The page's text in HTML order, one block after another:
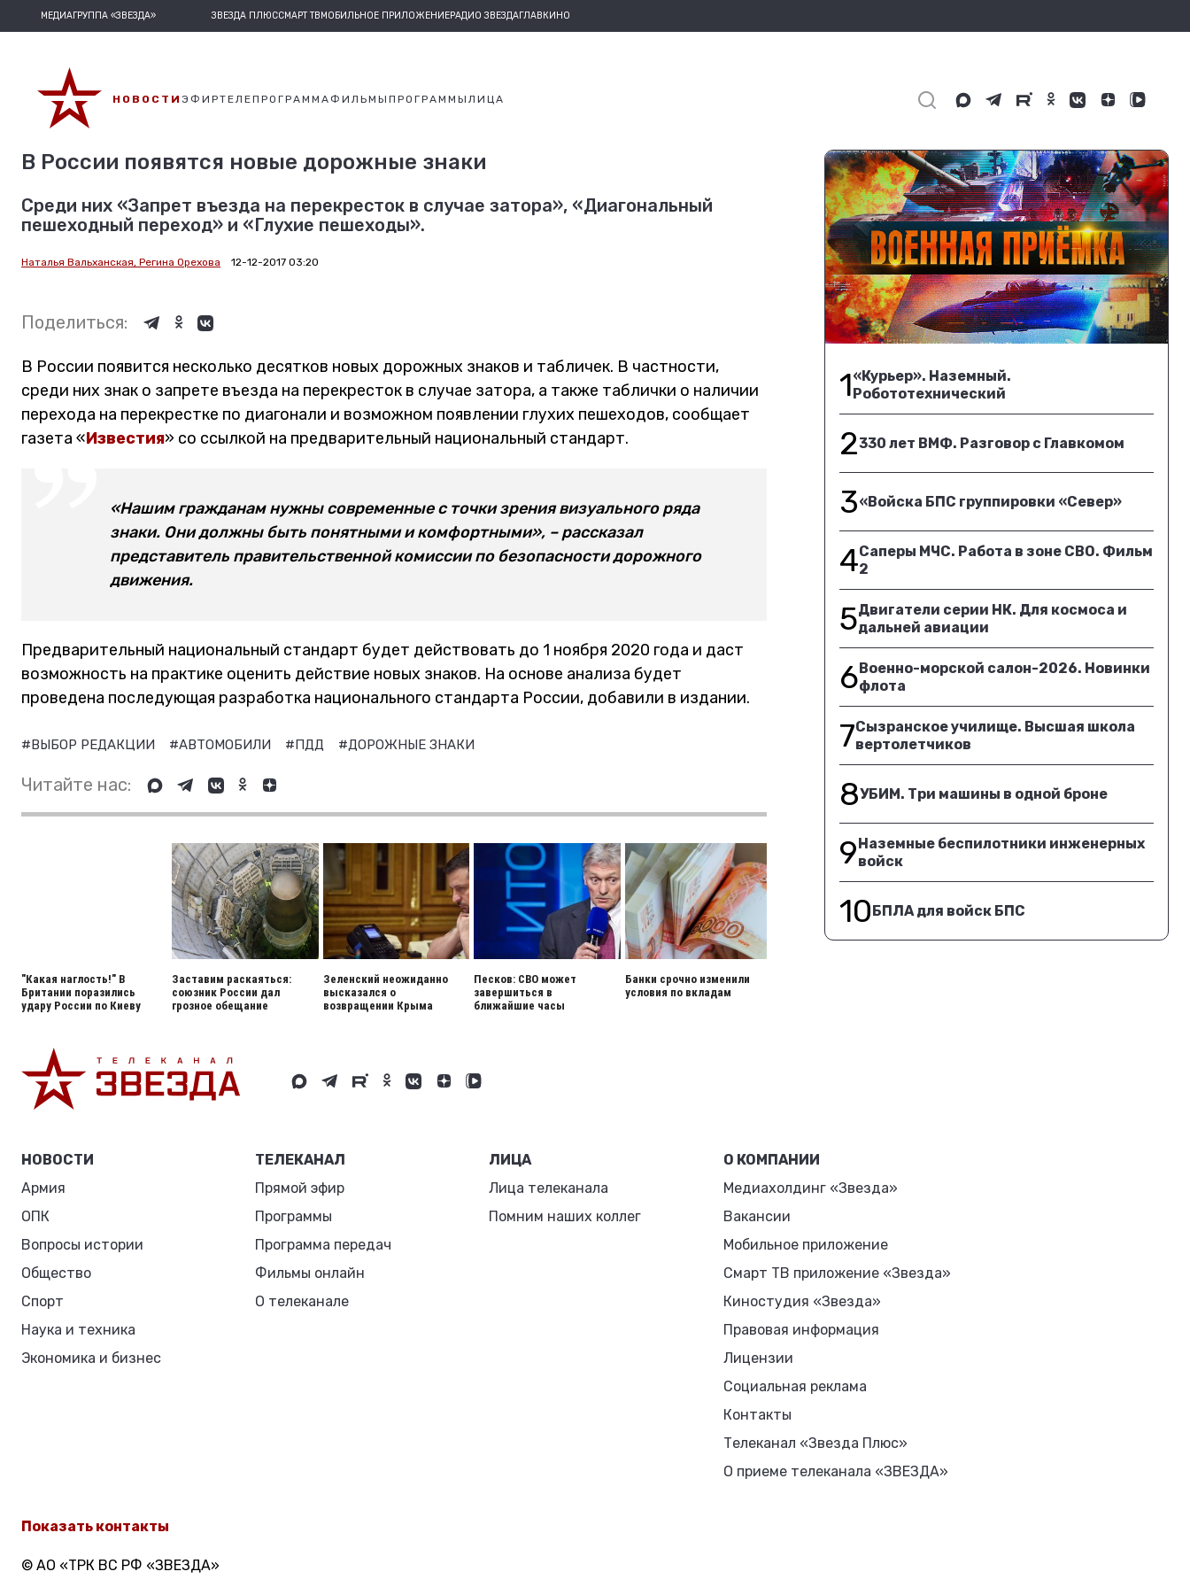
МЕДИАГРУППА «ЗВЕЗДА» ЗВЕЗДА ПЛЮССМАРТ ТВМОБИЛЬНОЕ ПРИЛОЖЕНИЕРАДИО ЗВЕЗДАГЛАВКИНО
НОВОСТИ ЭФИРТЕЛЕПРОГРАММАФИЛЬМЫ ПРОГРАММЫ ЛИЦА
В России появятся новые дорожные знаки
Среди них «Запрет въезда на перекресток в случае затора», «Диагональный
пешеходный переход» и «Глухие пешеходы».
Наталья Вальханская, Регина Орехова 12-12-2017 03:20
Поделиться:
В России появится несколько десятков новых дорожных знаков и табличек. В частности,
среди них знак о запрете въезда на перекресток в случае затора, а также таблички о наличии
перехода на перекрестке по диагонали и возможном появлении глухих пешеходов, сообщает
газета «Известия» со ссылкой на предварительный национальный стандарт.
«Нашим гражданам нужны современные с точки зрения визуального ряда
знаки. Они должны быть понятными и комфортными», – рассказал
представитель правительственной комиссии по безопасности дорожного
движения.
Предварительный национальный стандарт будет действовать до 1 ноября 2020 года и даст
возможность на практике оценить действие новых знаков. На основе анализа будет
проведена последующая разработка национального стандарта России, добавили в издании.
#ВЫБОР РЕДАКЦИИ #АВТОМОБИЛИ #ПДД #ДОРОЖНЫЕ ЗНАКИ
Читайте нас:
"Какая наглость!" В
Британии поразились
удару России по Киеву
Заставим раскаяться:
союзник России дал
грозное обещание
Зеленский неожиданно
высказался о
возвращении Крыма
Песков: СВО может
завершиться в
ближайшие часы
Банки срочно изменили
условия по вкладам
1«Курьер». Наземный.
Робототехнический
2330 лет ВМФ. Разговор с Главкомом
3«Войска БПС группировки «Север»
4Саперы МЧС. Работа в зоне СВО. Фильм
2
5Двигатели серии НК. Для космоса и
дальней авиации
6Военно-морской салон-2026. Новинки
флота
7Сызранское училище. Высшая школа
вертолетчиков
8УБИМ. Три машины в одной броне
9Наземные беспилотники инженерных
войск
10БПЛА для войск БПС
НОВОСТИ
Армия
ОПК
Вопросы истории
Общество
Спорт
Наука и техника
Экономика и бизнес
ТЕЛЕКАНАЛ
Прямой эфир
Программы
Программа передач
Фильмы онлайн
О телеканале
ЛИЦА
Лица телеканала
Помним наших коллег
О КОМПАНИИ
Медиахолдинг «Звезда»
Вакансии
Мобильное приложение
Смарт ТВ приложение «Звезда»
Киностудия «Звезда»
Правовая информация
Лицензии
Социальная реклама
Контакты
Телеканал «Звезда Плюс»
О приеме телеканала «ЗВЕЗДА»
Показать контакты
© АО «ТРК ВС РФ «ЗВЕЗДА»